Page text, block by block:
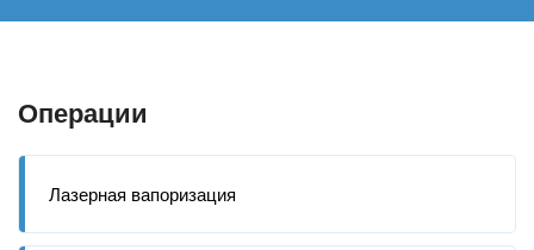
Операции
Лазерная вапоризация